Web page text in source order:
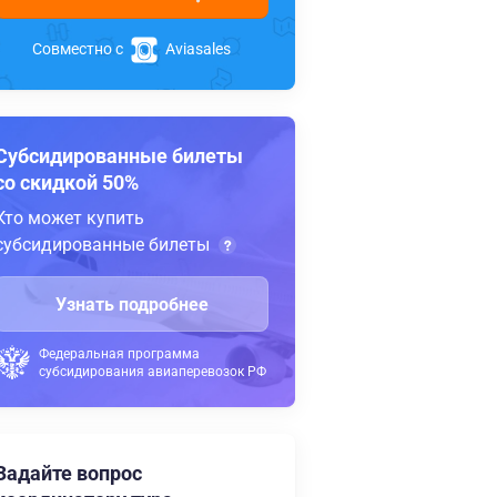
Совместно с Aviasales
билеты
скидкой 50%
может купить
билеты
Узнать подробнее
Федеральная программа
субсидирования авиаперевозок РФ
вопрос